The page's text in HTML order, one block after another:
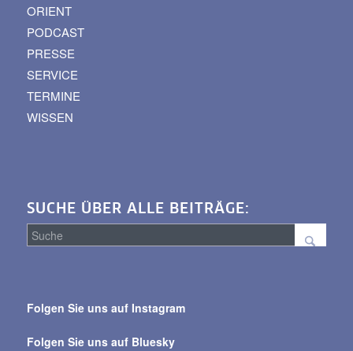
ORIENT
PODCAST
PRESSE
SERVICE
TERMINE
WISSEN
SUCHE ÜBER ALLE BEITRÄGE:
alle
Folgen Sie uns auf Instagram
Folgen Sie uns auf Bluesky